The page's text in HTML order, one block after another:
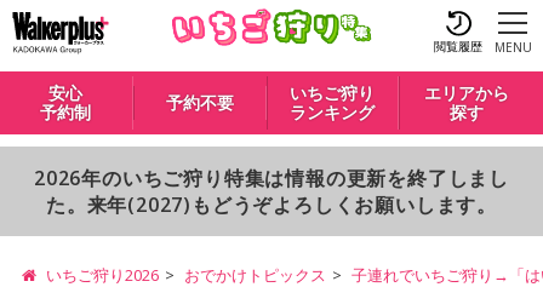
閲覧履歴 MENU
安心
予約制
予約不要
いちご狩り
ランキング
エリアから
探す
2026年のいちご狩り特集は情報の更新を終了しまし
た。来年(2027)もどうぞよろしくお願いします。
いちご狩り2026 おでかけトピックス 子連れでいちご狩り→「は